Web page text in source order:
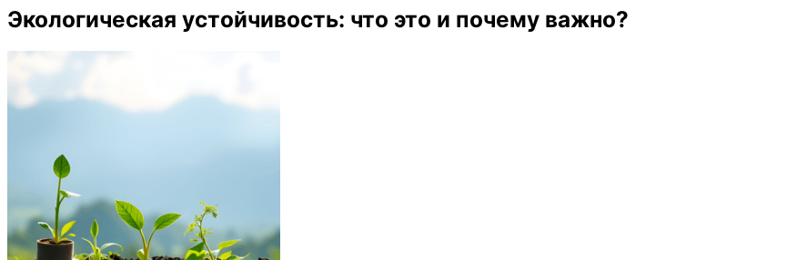
Экологическая устойчивость: что это и почему важно?